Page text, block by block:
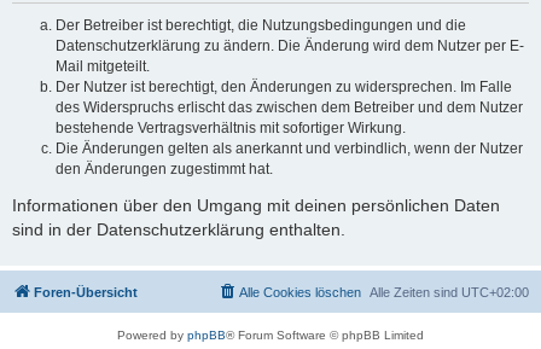
Der Betreiber ist berechtigt, die Nutzungsbedingungen und die
Datenschutzerklärung zu ändern. Die Änderung wird dem Nutzer per E-
Mail mitgeteilt.
Der Nutzer ist berechtigt, den Änderungen zu widersprechen. Im Falle
des Widerspruchs erlischt das zwischen dem Betreiber und dem Nutzer
bestehende Vertragsverhältnis mit sofortiger Wirkung.
Die Änderungen gelten als anerkannt und verbindlich, wenn der Nutzer
den Änderungen zugestimmt hat.
Informationen über den Umgang mit deinen persönlichen Daten
sind in der Datenschutzerklärung enthalten.
Foren-Übersicht Alle Zeiten sind UTC+02:00
Alle Cookies löschen
Powered by phpBB® Forum Software © phpBB Limited